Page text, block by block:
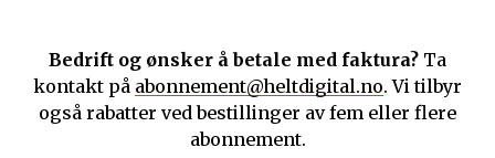
Bedrift og ønsker å betale med faktura? Ta
kontakt på abonnement@heltdigital.no. Vi tilbyr
også rabatter ved bestillinger av fem eller flere
abonnement.